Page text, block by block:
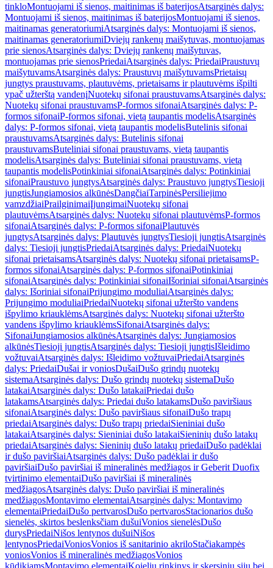
tinkloMontuojami iš sienos, maitinimas iš baterijosAtsarginės dalys:
Montuojami iš sienos, maitinimas iš baterijosMontuojami iš sienos,
maitinamas generatoriumiAtsarginės dalys: Montuojami iš sienos,
maitinamas generatoriumiDviejų rankenų maišytuvas, montuojamas
prie sienosAtsarginės dalys: Dviejų rankenų maišytuvas,
montuojamas prie sienosPriedaiAtsarginės dalys: PriedaiPraustuvų
maišytuvamsAtsarginės dalys: Praustuvų maišytuvamsPrietaisų
jungtys praustuvams, plautuvėms, prietaisams ir plautuvėms išpilti
ypač užterštą vandenįNuotekų sifonai praustuvamsAtsarginės dalys:
Nuotekų sifonai praustuvamsP-formos sifonaiAtsarginės dalys: P-
formos sifonaiP-formos sifonai, vietą taupantis modelisAtsarginės
dalys: P-formos sifonai, vietą taupantis modelisButelinis sifonai
praustuvamsAtsarginės dalys: Butelinis sifonai
praustuvamsButeliniai sifonai praustuvams, vietą taupantis
modelisAtsarginės dalys: Buteliniai sifonai praustuvams, vietą
taupantis modelisPotinkiniai sifonaiAtsarginės dalys: Potinkiniai
sifonaiPraustuvo jungtysAtsarginės dalys: Praustuvo jungtysTiesioji
jungtisJungiamosios alkūnėsDangčiaiTarpinėsPersiliejimo
vamzdžiaiPrailginimaiĮjungimaiNuotekų sifonai
plautuvėmsAtsarginės dalys: Nuotekų sifonai plautuvėmsP-formos
sifonaiAtsarginės dalys: P-formos sifonaiPlautuvės
jungtysAtsarginės dalys: Plautuvės jungtysTiesioji jungtisAtsarginės
dalys: Tiesioji jungtisPriedaiAtsarginės dalys: PriedaiNuotekų
sifonai prietaisamsAtsarginės dalys: Nuotekų sifonai prietaisamsP-
formos sifonaiAtsarginės dalys: P-formos sifonaiPotinkiniai
sifonaiAtsarginės dalys: Potinkiniai sifonaiIšoriniai sifonaiAtsarginės
dalys: Išoriniai sifonaiPrijungimo moduliaiAtsarginės dalys:
Prijungimo moduliaiPriedaiNuotekų sifonai užteršto vandens
išpylimo kriauklėmsAtsarginės dalys: Nuotekų sifonai užteršto
vandens išpylimo kriauklėmsSifonaiAtsarginės dalys:
SifonaiJungiamosios alkūnėsAtsarginės dalys: Jungiamosios
alkūnėsTiesioji jungtisAtsarginės dalys: Tiesioji jungtisIšleidimo
vožtuvaiAtsarginės dalys: Išleidimo vožtuvaiPriedaiAtsarginės
dalys: PriedaiDušai ir voniosDušaiDušo grindų nuotekų
sistemaAtsarginės dalys: Dušo grindų nuotekų sistemaDušo
latakaiAtsarginės dalys: Dušo latakaiPriedai dušo
latakamsAtsarginės dalys: Priedai dušo latakamsDušo paviršiaus
sifonaiAtsarginės dalys: Dušo paviršiaus sifonaiDušo trapų
priedaiAtsarginės dalys: Dušo trapų priedaiSieniniai dušo
latakaiAtsarginės dalys: Sieniniai dušo latakaiSieninių dušo latakų
priedaiAtsarginės dalys: Sieninių dušo latakų priedaiDušo padėklai
ir dušo paviršiaiAtsarginės dalys: Dušo padėklai ir dušo
paviršiaiDušo paviršiai iš mineralinės medžiagos ir Geberit Duofix
tvirtinimo elementaiDušo paviršiai iš mineralinės
medžiagosAtsarginės dalys: Dušo paviršiai iš mineralinės
medžiagosMontavimo elementaiAtsarginės dalys: Montavimo
elementaiPriedaiDušo pertvarosDušo pertvarosStacionarios dušo
sienelės, skirtos beslenksčiam dušuiVonios sienelėsDušo
durysPriedaiNišos lentynos dušuiNišos
lentynosPriedaiVoniosVonios iš sanitarinio akriloStačiakampės
voniosVonios iš mineralinės medžiagosVonios
kūdikiamsMontavimo elementaiKojelių rinkinys ir skersinių sijų bei